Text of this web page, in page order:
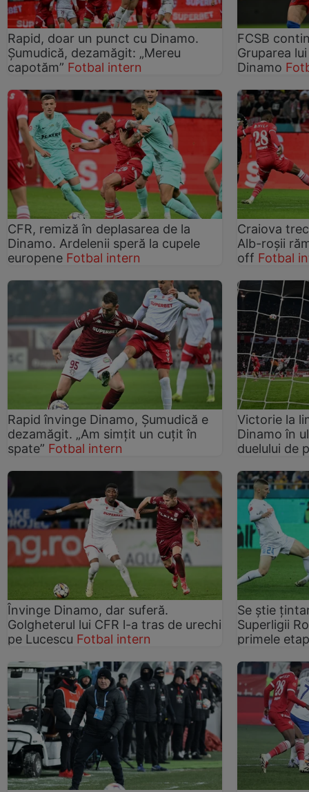
Rapid, doar un punct cu Dinamo.
Șumudică, dezamăgit: „Mereu
capotăm” Fotbal intern
FCSB
Gruparea
Dinamo
CFR, remiză în deplasarea de la
Dinamo. Ardelenii speră la cupele
europene Fotbal intern
Craiova
Alb-roșii
off Fotbal
Rapid învinge Dinamo, Șumudică e
dezamăgit. „Am simțit un cuţit în
spate” Fotbal intern
Victorie la
Dinamo în
duelului de
Învinge Dinamo, dar suferă.
Golgheterul lui CFR l-a tras de urechi
pe Lucescu Fotbal intern
Se știe
Superligii
primele